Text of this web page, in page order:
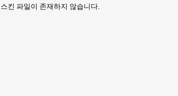
킨 파일이 존재하지 않습니다.